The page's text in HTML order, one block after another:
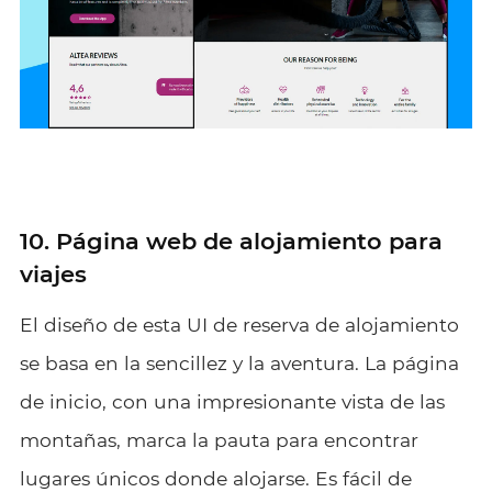
10. Página web de alojamiento para
viajes
El diseño de esta UI de reserva de alojamiento
se basa en la sencillez y la aventura. La página
de inicio, con una impresionante vista de las
montañas, marca la pauta para encontrar
lugares únicos donde alojarse. Es fácil de